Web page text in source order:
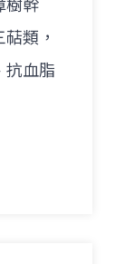
樹幹
類，
抗血脂